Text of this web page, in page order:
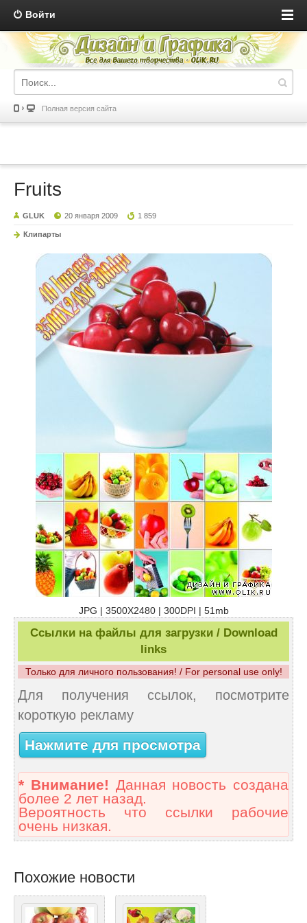
Войти
Полная версия сайта
Fruits
GLUK 20 января 2009 1 859
Клипарты
JPG | 3500X2480 | 300DPI | 51mb
Ссылки на файлы для загрузки / Download
links
Только для личного пользования! / For personal use only!
Для получения ссылок, посмотрите
короткую рекламу
Нажмите для просмотра
* Внимание! Данная новость создана
более 2 лет назад.
Вероятность что ссылки рабочие
очень низкая.
Похожие новости